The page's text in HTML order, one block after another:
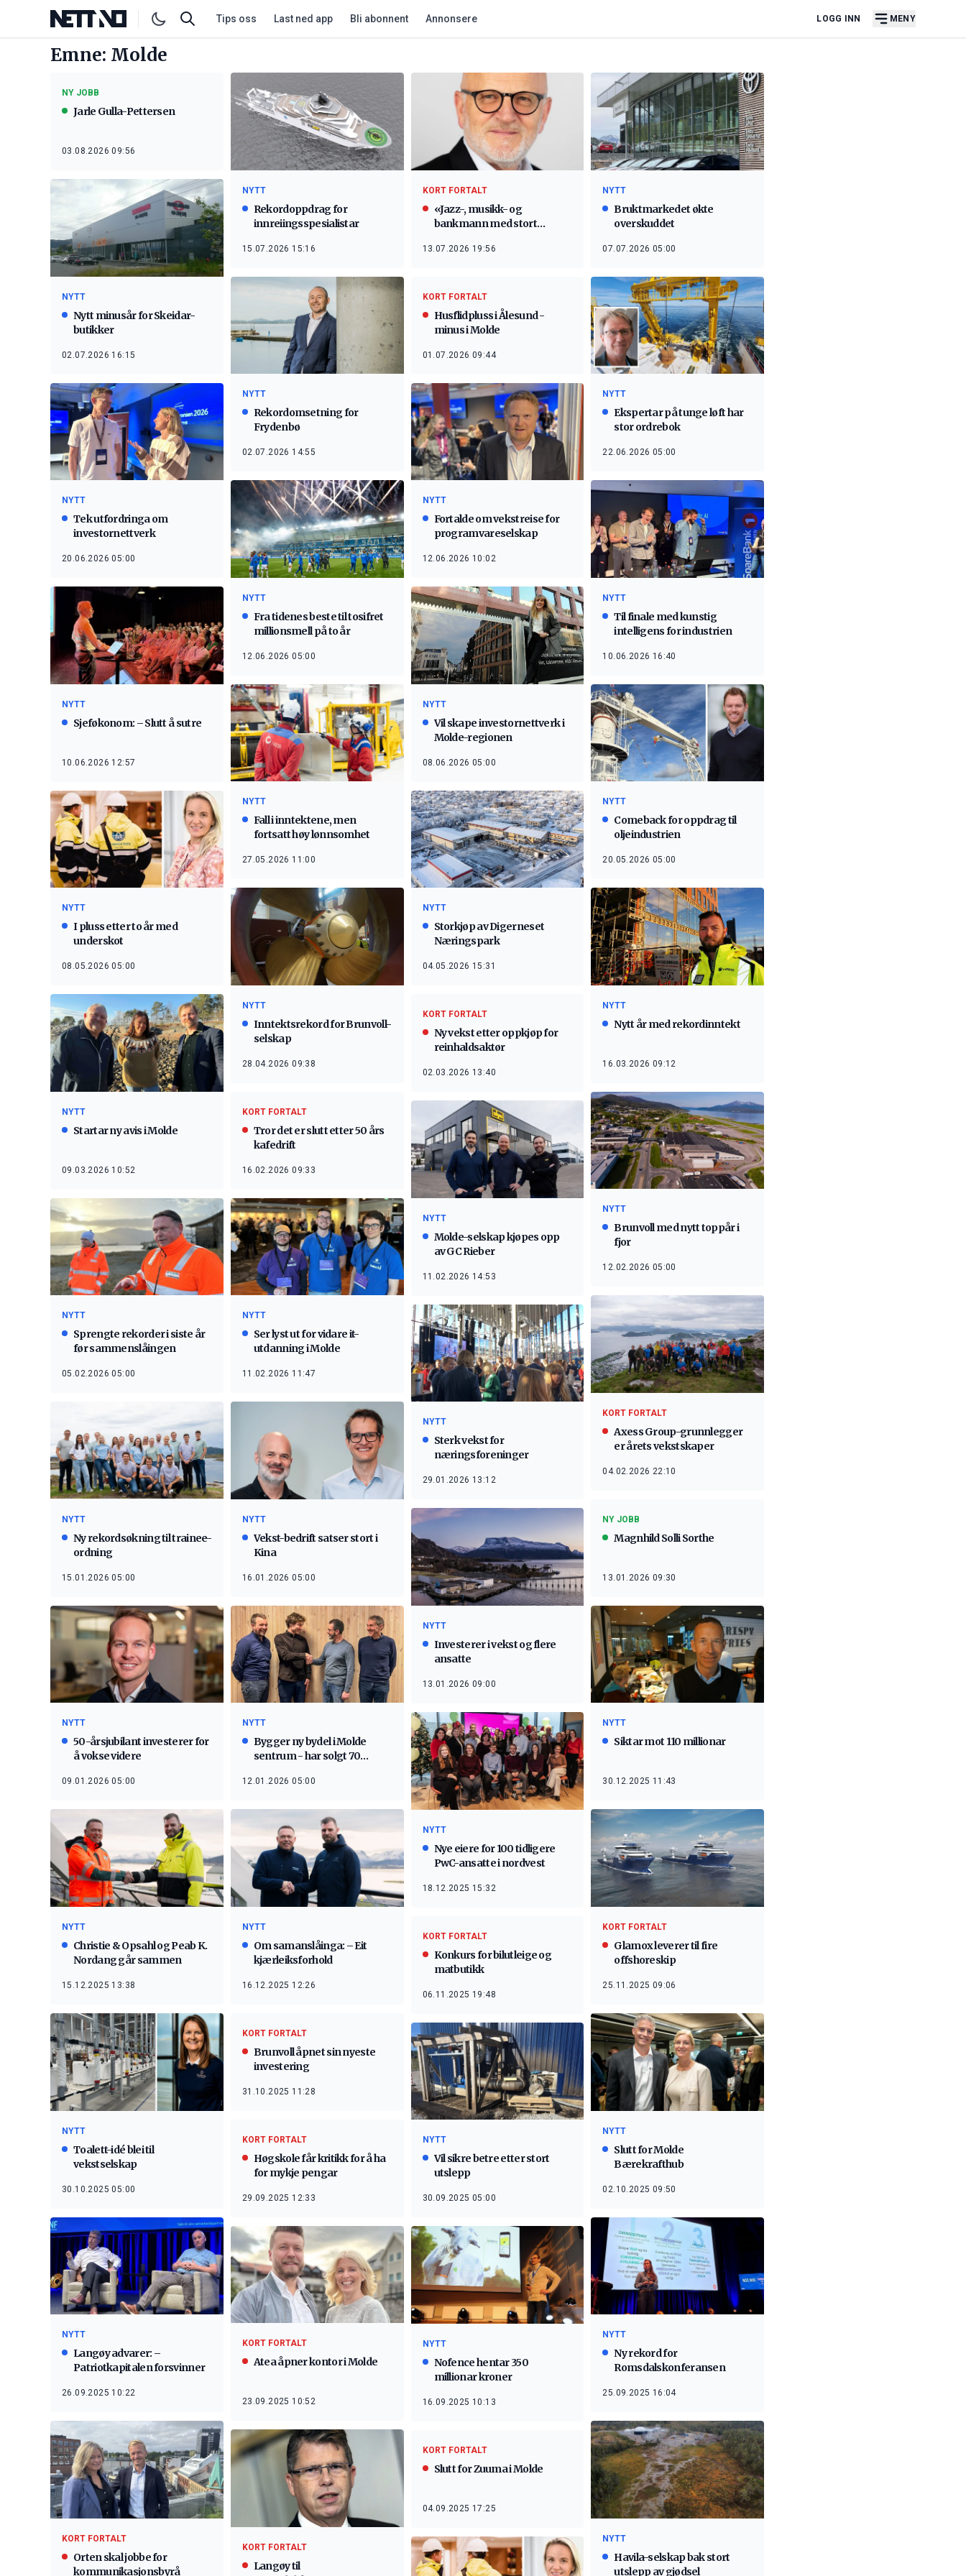
Tips oss Last ned app Bli abonnent Annonsere LOGG INN MENY
Emne: Molde
NY JOBB
Jarle Gulla-Pettersen
03.08.2026 09:56
NYTT
Rekordoppdrag for
innreiingsspesialistar
15.07.2026 15:16
KORT FORTALT
«Jazz-, musikk- og
bankmann med stort
13.07.2026 19:56
NYTT
Bruktmarkedet økte
overskuddet
07.07.2026 05:00
NYTT
Nytt minusår for Skeidar-
butikker
02.07.2026 16:15
NYTT
Rekordomsetning for
Frydenbø
02.07.2026 14:55
KORT FORTALT
Husflidpluss i Ålesund -
minus i Molde
01.07.2026 09:44
NYTT
Ekspertar på tunge løft har
stor ordrebok
22.06.2026 05:00
NYTT
Tek utfordringa om
investornettverk
20.06.2026 05:00
NYTT
Fortalde om vekstreise for
programvareselskap
12.06.2026 10:02
NYTT
Fra tidenes beste til tosifret
millionsmell på to år
12.06.2026 05:00
NYTT
Til finale med kunstig
intelligens for industrien
10.06.2026 16:40
NYTT
Sjeføkonom: – Slutt å sutre
10.06.2026 12:57
NYTT
Vil skape investornettverk i
Molde-regionen
08.06.2026 05:00
NYTT
Fall i inntektene, men
fortsatt høy lønnsomhet
27.05.2026 11:00
NYTT
Comeback for oppdrag til
oljeindustrien
20.05.2026 05:00
NYTT
I pluss etter to år med
underskot
08.05.2026 05:00
NYTT
Storkjøp av Digerneset
Næringspark
04.05.2026 15:31
NYTT
Inntektsrekord for Brunvoll-
selskap
28.04.2026 09:38
NYTT
Nytt år med rekordinntekt
16.03.2026 09:12
NYTT
Startar ny avis i Molde
09.03.2026 10:52
KORT FORTALT
Ny vekst etter oppkjøp for
reinhaldsaktør
02.03.2026 13:40
KORT FORTALT
Tror det er slutt etter 50 års
kafedrift
16.02.2026 09:33
NYTT
Brunvoll med nytt toppår i
fjor
12.02.2026 05:00
NYTT
Molde-selskap kjøpes opp
av GC Rieber
11.02.2026 14:53
NYTT
Ser lyst ut for vidare it-
utdanning i Molde
11.02.2026 11:47
NYTT
Sprengte rekorder i siste år
før sammenslåingen
05.02.2026 05:00
KORT FORTALT
Axess Group-grunnlegger
er årets vekstskaper
04.02.2026 22:10
NYTT
Sterk vekst for
næringsforeninger
29.01.2026 13:12
NYTT
Vekst-bedrift satser stort i
Kina
16.01.2026 05:00
NYTT
Ny rekordsøkning til trainee-
ordning
15.01.2026 05:00
NY JOBB
Magnhild Solli Sorthe
13.01.2026 09:30
NYTT
Investerer i vekst og flere
ansatte
13.01.2026 09:00
NYTT
Bygger ny bydel i Molde
sentrum - har solgt 70
12.01.2026 05:00
NYTT
50-årsjubilant investerer for
å vokse videre
09.01.2026 05:00
NYTT
Siktar mot 110 millionar
30.12.2025 11:43
NYTT
Nye eiere for 100 tidligere
PwC-ansatte i nordvest
18.12.2025 15:32
NYTT
Om samanslåinga: – Eit
kjærleiksforhold
16.12.2025 12:26
NYTT
Christie & Opsahl og Peab K.
Nordang går sammen
15.12.2025 13:38
KORT FORTALT
Glamox leverer til fire
offshoreskip
25.11.2025 09:06
KORT FORTALT
Konkurs for bilutleige og
matbutikk
06.11.2025 19:48
KORT FORTALT
Brunvoll åpnet sin nyeste
investering
31.10.2025 11:28
NYTT
Toalett-idé blei til
vekstselskap
30.10.2025 05:00
NYTT
Slutt for Molde
Bærekrafthub
02.10.2025 09:50
NYTT
Vil sikre betre etter stort
utslepp
30.09.2025 05:00
KORT FORTALT
Høgskole får kritikk for å ha
for mykje pengar
29.09.2025 12:33
NYTT
Langøy advarer: –
Patriotkapitalen forsvinner
26.09.2025 10:22
NYTT
Ny rekord for
Romsdalskonferansen
25.09.2025 16:04
KORT FORTALT
Atea åpner kontor i Molde
23.09.2025 10:52
NYTT
Nofence hentar 350
millionar kroner
16.09.2025 10:13
KORT FORTALT
Orten skal jobbe for
kommunikasjonsbyrå
NYTT
Havila-selskap bak stort
utslepp av gjødsel
KORT FORTALT
Langøy til
KORT FORTALT
Slutt for Zuuma i Molde
04.09.2025 17:25